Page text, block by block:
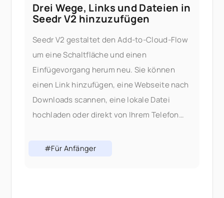
Drei Wege, Links und Dateien in
Seedr V2 hinzuzufügen
Seedr V2 gestaltet den Add-to-Cloud-Flow
um eine Schaltfläche und einen
Einfügevorgang herum neu. Sie können
einen Link hinzufügen, eine Webseite nach
Downloads scannen, eine lokale Datei
hochladen oder direkt von Ihrem Telefon
wechseln. Warum wir den Add-Flow
#Für Anfänger